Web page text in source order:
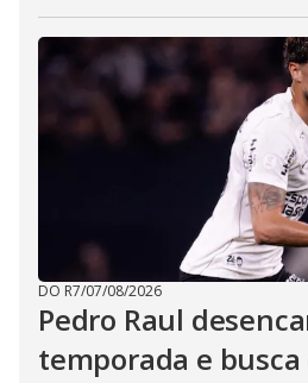
DO R7/07/08/2026
Pedro Raul
temporada e busca